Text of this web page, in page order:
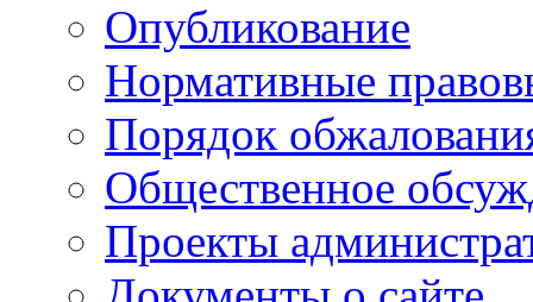
Опубликование
Нормативные
Порядок
Общественное
Проекты